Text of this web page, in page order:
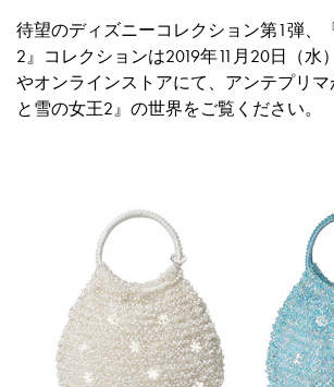
待望のディズニーコレクション第1弾、
2』コレクションは2019年11月20日（水
やオンラインストアにて、アンテプリ
と雪の女王2』の世界をご覧ください。